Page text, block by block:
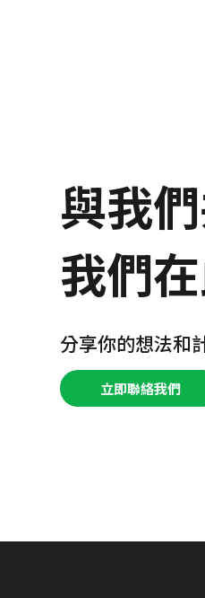
與我
我們
分享你的想法和
立即聯絡我們